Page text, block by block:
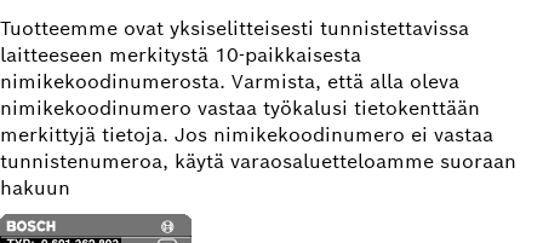
Tuotteemme ovat yksiselitteisesti tunnistettavissa
laitteeseen merkitystä 10-paikkaisesta
nimikekoodinumerosta. Varmista, että alla oleva
nimikekoodinumero vastaa työkalusi tietokenttään
merkittyjä tietoja. Jos nimikekoodinumero ei vastaa
tunnistenumeroa, käytä varaosaluetteloamme suoraan
hakuun